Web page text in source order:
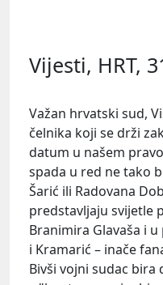
Vijesti, HRT,
Važan hrvatski sud,
čelnika koji se drži
datum u našem
spada u red ne tako
Šarić ili Radovana
predstavljaju svijetle
Branimira Glavaša i u
i Kramarić – inače
Bivši vojni sudac bira